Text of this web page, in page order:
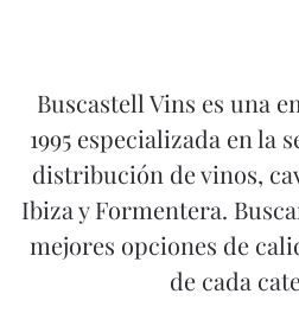
Buscastell Vins es una
1995 especializada en la
distribución de vinos,
Ibiza y Formentera.
mejores opciones de
de cada